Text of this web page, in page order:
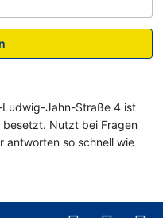
Ludwig-Jahn-Straße 4 ist
besetzt. Nutzt bei Fragen
antworten so schnell wie